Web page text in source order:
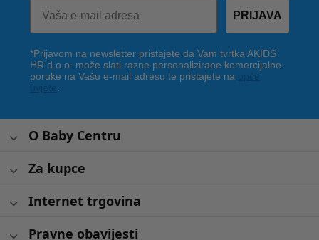
PRIJAVA
*Prijavom na newsletter pristajete da Vam tvrtka AKIDS
HR d.o.o. može slati razne personalizirane komercijalne
poruke na Vašu e-mail adresu te pristajete na
O Baby Centru
Za kupce
Internet trgovina
Pravne obavijesti